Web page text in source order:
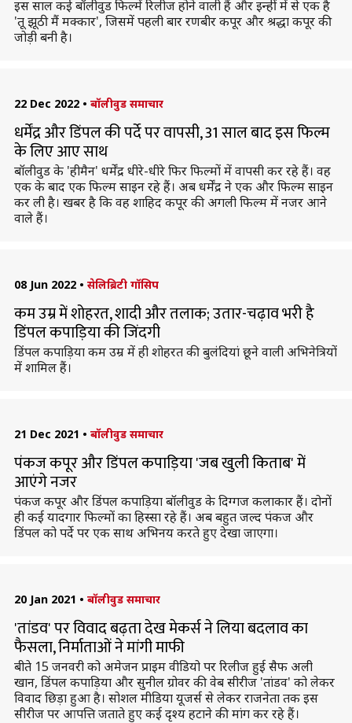
इस साल कई बॉलीवुड फिल्में रिलीज होने वाली हैं और इन्हीं में से एक है
'तू झूठी मैं मक्कार', जिसमें पहली बार रणबीर कपूर और श्रद्धा कपूर की
जोड़ी बनी है।
22 Dec 2022 • बॉलीवुड समाचार
धर्मेंद्र और डिंपल की पर्दे पर वापसी, 31 साल बाद इस फिल्म
के लिए आए साथ
बॉलीवुड के 'हीमैन' धर्मेंद्र धीरे-धीरे फिर फिल्मों में वापसी कर रहे हैं। वह
एक के बाद एक फिल्म साइन रहे हैं। अब धर्मेंद्र ने एक और फिल्म साइन
कर ली है। खबर है कि वह शाहिद कपूर की अगली फिल्म में नजर आने
वाले हैं।
08 Jun 2022 • सेलिब्रिटी गॉसिप
कम उम्र में शोहरत, शादी और तलाक; उतार-चढ़ाव भरी है
डिंपल कपाड़िया की जिंदगी
डिंपल कपाड़िया कम उम्र में ही शोहरत की बुलंदियां छूने वाली अभिनेत्रियों
में शामिल हैं।
21 Dec 2021 • बॉलीवुड समाचार
पंकज कपूर और डिंपल कपाड़िया 'जब खुली किताब' में
आएंगे नजर
पंकज कपूर और डिंपल कपाड़िया बॉलीवुड के दिग्गज कलाकार हैं। दोनों
ही कई यादगार फिल्मों का हिस्सा रहे हैं। अब बहुत जल्द पंकज और
डिंपल को पर्दे पर एक साथ अभिनय करते हुए देखा जाएगा।
20 Jan 2021 • बॉलीवुड समाचार
'तांडव' पर विवाद बढ़ता देख मेकर्स ने लिया बदलाव का
फैसला, निर्माताओं ने मांगी माफी
बीते 15 जनवरी को अमेजन प्राइम वीडियो पर रिलीज हुई सैफ अली
खान, डिंपल कपाड़िया और सुनील ग्रोवर की वेब सीरीज 'तांडव' को लेकर
विवाद छिड़ा हुआ है। सोशल मीडिया यूजर्स से लेकर राजनेता तक इस
सीरीज पर आपत्ति जताते हुए कई दृश्य हटाने की मांग कर रहे हैं।